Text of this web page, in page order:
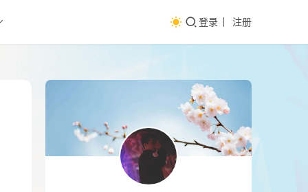
登录 注册